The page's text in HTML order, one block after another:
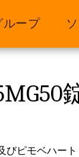
ループ
びピモベハー